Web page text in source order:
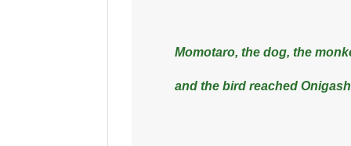
Momotaro, the dog, the
and the bird reached